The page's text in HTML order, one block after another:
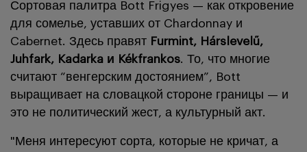
Сортовая палитра Bott Frigyes — как откровение
для сомелье, уставших от Chardonnay и
Cabernet. Здесь правят Furmint, Hárslevelű,
Juhfark, Kadarka и Kékfrankos. То, что многие
считают “венгерским достоянием”, Bott
выращивает на словацкой стороне границы — и
это не политический жест, а культурный акт.
"Меня интересуют сорта, которые не кричат, а